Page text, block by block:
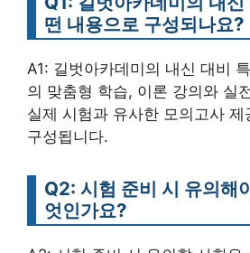
떤 내용으로 구성되나요?
A1: 길벗아카데미의 내신 대비
의 맞춤형 학습, 이론 강의와 실
실제 시험과 유사한 모의고사 제
구성됩니다.
Q2: 시험 준비 시 유의해
엇인가요?